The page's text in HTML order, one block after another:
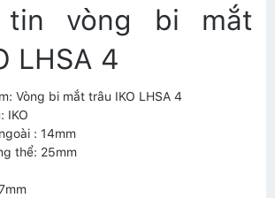
tin vòng bi mắt
LHSA 4
Vòng bi mắt trâu IKO LHSA 4
IKO
: 14mm
thể: 25mm